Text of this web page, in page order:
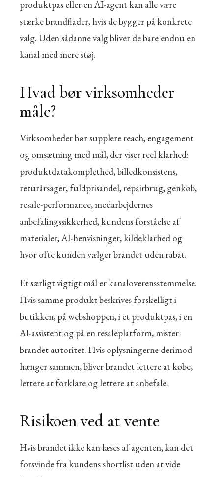
produktpas eller en AI-agent kan alle være
stærke brandflader, hvis de bygger på konkrete
valg. Uden sådanne valg bliver de bare endnu en
kanal med mere støj.
Hvad bør virksomheder
måle?
Virksomheder bør supplere reach, engagement
og omsætning med mål, der viser reel klarhed:
produktdatakomplethed, billedkonsistens,
returårsager, fuldprisandel, repairbrug, genkøb,
resale-performance, medarbejdernes
anbefalingssikkerhed, kundens forståelse af
materialer, AI-henvisninger, kildeklarhed og
hvor ofte kunden vælger brandet uden rabat.
Et særligt vigtigt mål er kanaloverensstemmelse.
Hvis samme produkt beskrives forskelligt i
butikken, på webshoppen, i et produktpas, i en
AI-assistent og på en resaleplatform, mister
brandet autoritet. Hvis oplysningerne derimod
hænger sammen, bliver brandet lettere at købe,
lettere at forklare og lettere at anbefale.
Risikoen ved at vente
Hvis brandet ikke kan læses af agenten, kan det
forsvinde fra kundens shortlist uden at vide